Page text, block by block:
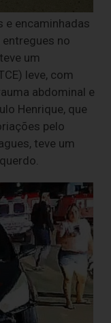
encaminhadas
no
um
leve, com
abdominal e
Henrique, que
pelo
teve um